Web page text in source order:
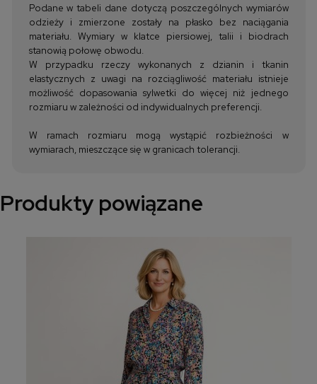
Podane w tabeli dane dotyczą poszczególnych wymiarów
odzieży i zmierzone zostały na płasko bez naciągania
materiału. Wymiary w klatce piersiowej, talii i biodrach
stanowią połowę obwodu.
W przypadku rzeczy wykonanych z dzianin i tkanin
elastycznych z uwagi na rozciągliwość materiału istnieje
możliwość dopasowania sylwetki do więcej niż jednego
rozmiaru w zależności od indywidualnych preferencji.
W ramach rozmiaru mogą wystąpić rozbieżności w
wymiarach, mieszczące się w granicach tolerancji.
Produkty powiązane